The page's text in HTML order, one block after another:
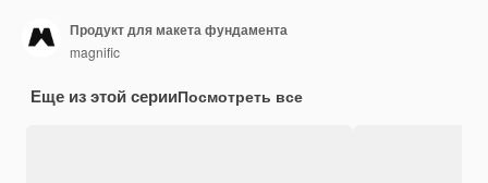
Продукт для макета фундамента
magnific
Еще из этой серииПосмотреть все